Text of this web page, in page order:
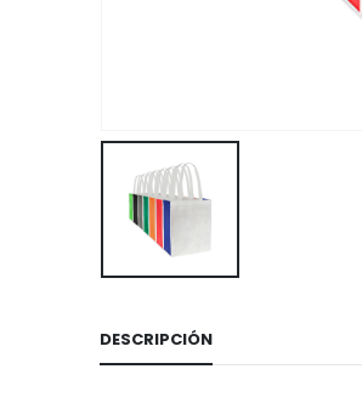
DESCRIPCIÓN